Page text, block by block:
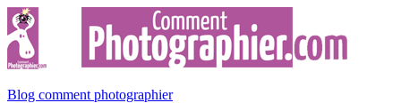
Blog comment photographier